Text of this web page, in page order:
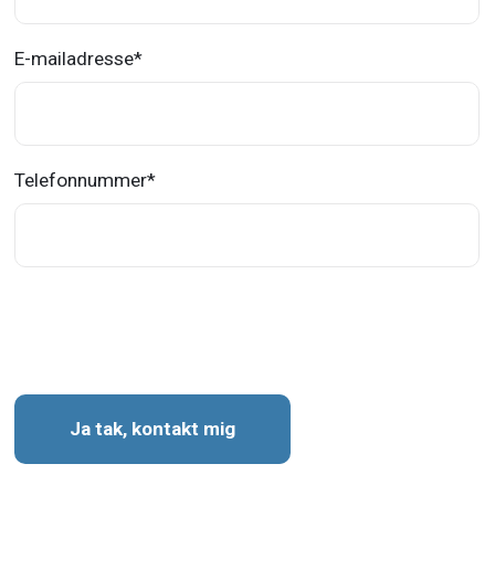
E-mailadresse*
Telefonnummer*
Ja tak, kontakt mig